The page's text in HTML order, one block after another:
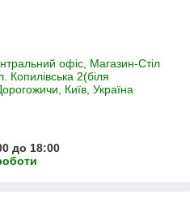
офіс, Магазин-Стіл
Копилівська 2(біля
Київ, Україна
до 18:00